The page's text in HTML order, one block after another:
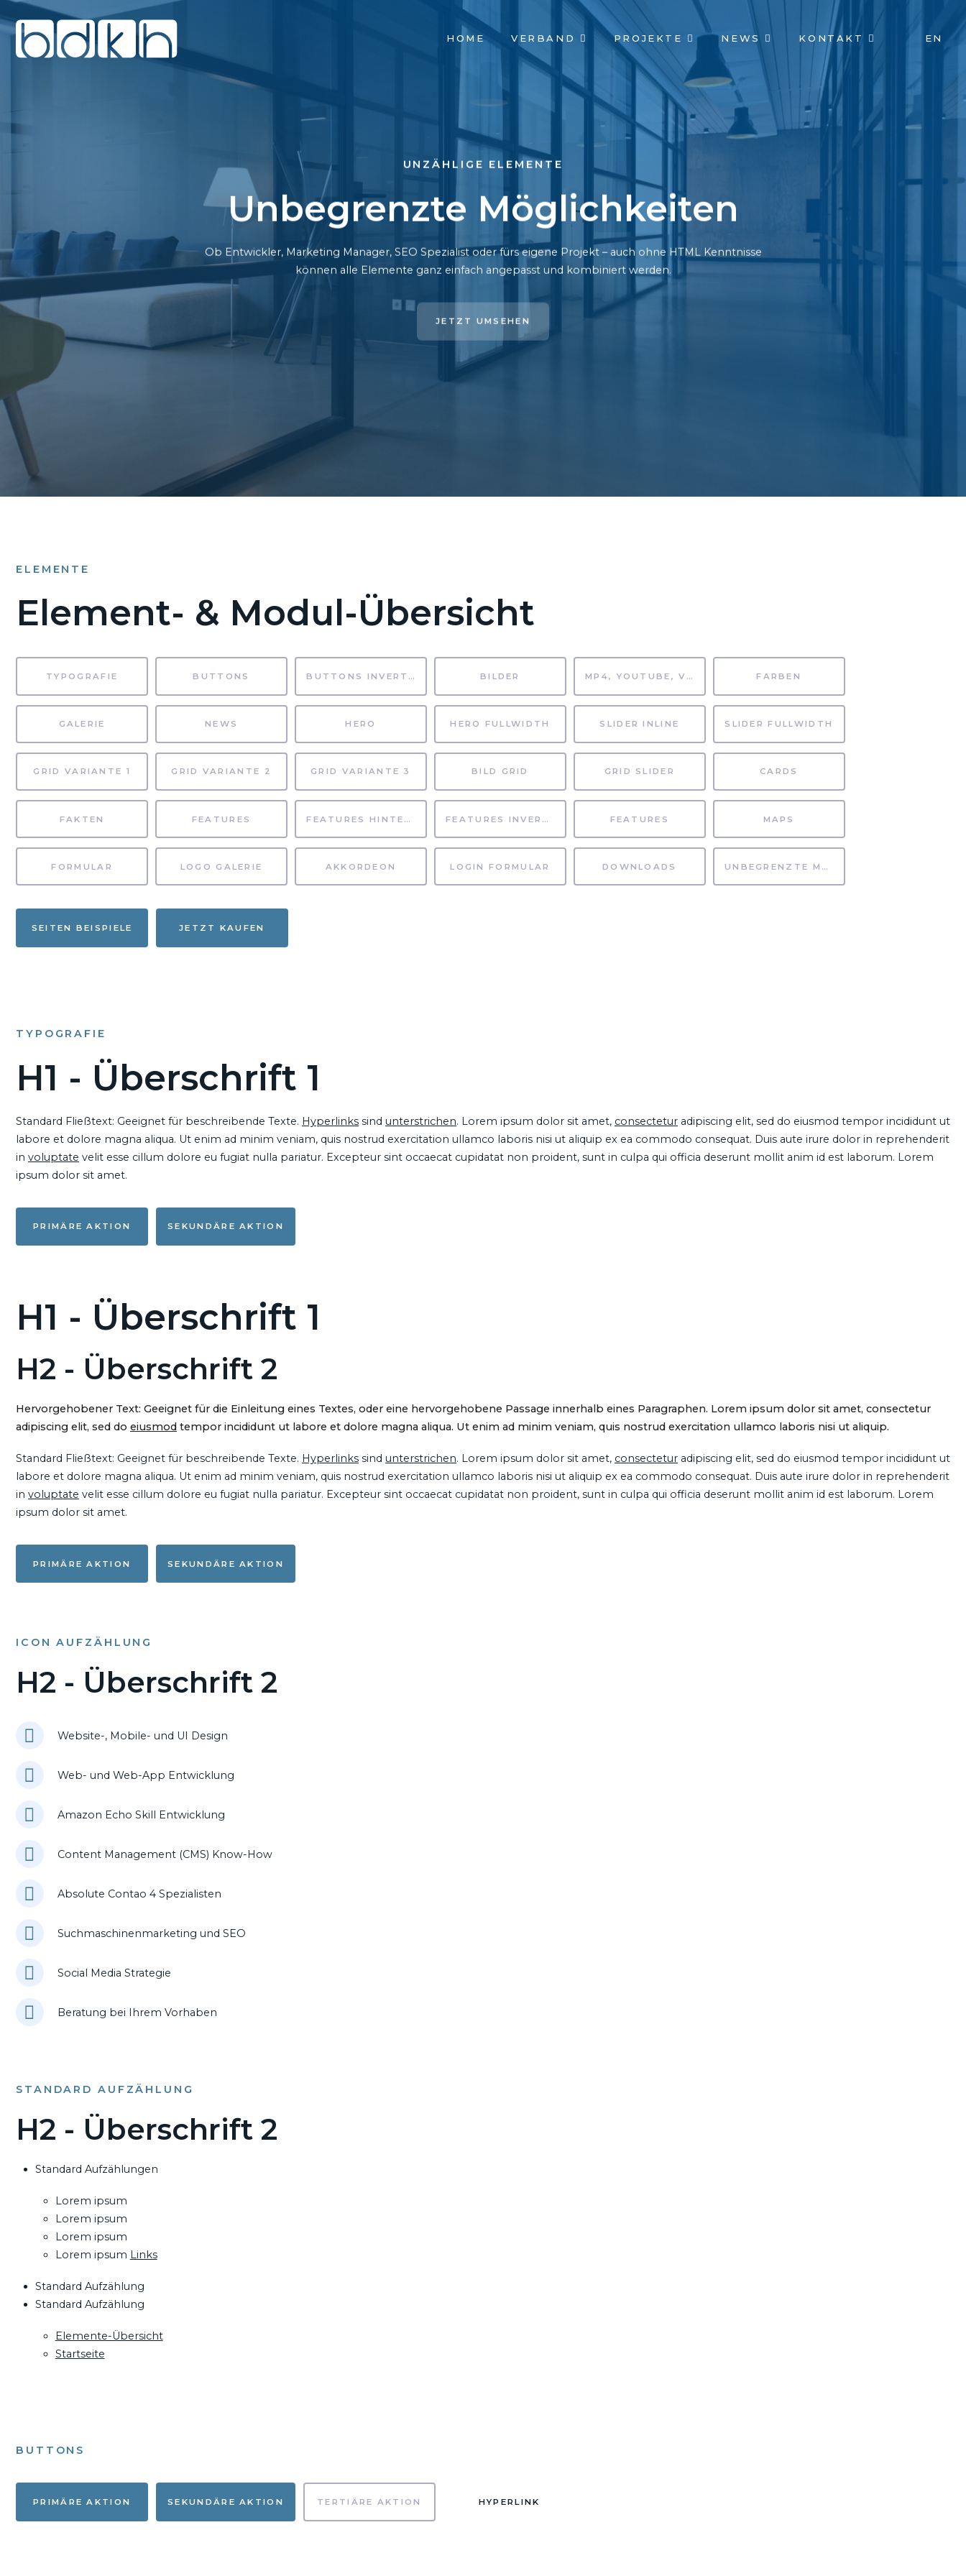
NAVIGATION
ÜBERSPRINGEN
HOME VERBAND PROJEKTE NEWS KONTAKT EN
UNZÄHLIGE ELEMENTE
Unbegrenzte Möglichkeiten
Ob Entwickler, Marketing Manager, SEO Spezialist oder fürs eigene Projekt – auch ohne HTML Kenntnisse
können alle Elemente ganz einfach angepasst und kombiniert werden.
JETZT UMSEHEN
ELEMENTE
Element- & Modul-Übersicht
TYPOGRAFIE BUTTONS BUTTONS INVERTIERT BILDER MP4, YOUTUBE, VIMEO FARBEN
GALERIE NEWS HERO HERO FULLWIDTH SLIDER INLINE SLIDER FULLWIDTH
GRID VARIANTE 1 GRID VARIANTE 2 GRID VARIANTE 3 BILD GRID GRID SLIDER CARDS
FAKTEN FEATURES FEATURES HINTERGRUND FEATURES INVERTIERT FEATURES MAPS
FORMULAR LOGO GALERIE AKKORDEON LOGIN FORMULAR DOWNLOADS UNBEGRENZTE MÖGLICHKEITEN
SEITEN BEISPIELE JETZT KAUFEN
TYPOGRAFIE
H1 - Überschrift 1
Standard Fließtext: Geeignet für beschreibende Texte. Hyperlinks sind unterstrichen. Lorem ipsum dolor sit amet, consectetur adipiscing elit, sed do eiusmod tempor incididunt ut
labore et dolore magna aliqua. Ut enim ad minim veniam, quis nostrud exercitation ullamco laboris nisi ut aliquip ex ea commodo consequat. Duis aute irure dolor in reprehenderit
in voluptate velit esse cillum dolore eu fugiat nulla pariatur. Excepteur sint occaecat cupidatat non proident, sunt in culpa qui officia deserunt mollit anim id est laborum. Lorem
ipsum dolor sit amet.
PRIMÄRE AKTION SEKUNDÄRE AKTION
H1 - Überschrift 1
H2 - Überschrift 2
Hervorgehobener Text: Geeignet für die Einleitung eines Textes, oder eine hervorgehobene Passage innerhalb eines Paragraphen. Lorem ipsum dolor sit amet, consectetur
adipiscing elit, sed do eiusmod tempor incididunt ut labore et dolore magna aliqua. Ut enim ad minim veniam, quis nostrud exercitation ullamco laboris nisi ut aliquip.
Standard Fließtext: Geeignet für beschreibende Texte. Hyperlinks sind unterstrichen. Lorem ipsum dolor sit amet, consectetur adipiscing elit, sed do eiusmod tempor incididunt ut
labore et dolore magna aliqua. Ut enim ad minim veniam, quis nostrud exercitation ullamco laboris nisi ut aliquip ex ea commodo consequat. Duis aute irure dolor in reprehenderit
in voluptate velit esse cillum dolore eu fugiat nulla pariatur. Excepteur sint occaecat cupidatat non proident, sunt in culpa qui officia deserunt mollit anim id est laborum. Lorem
ipsum dolor sit amet.
PRIMÄRE AKTION SEKUNDÄRE AKTION
ICON AUFZÄHLUNG
H2 - Überschrift 2
Website-, Mobile- und UI Design
Web- und Web-App Entwicklung
Amazon Echo Skill Entwicklung
Content Management (CMS) Know-How
Absolute Contao 4 Spezialisten
Suchmaschinenmarketing und SEO
Social Media Strategie
Beratung bei Ihrem Vorhaben
STANDARD AUFZÄHLUNG
H2 - Überschrift 2
Standard Aufzählungen
Lorem ipsum
Lorem ipsum
Lorem ipsum
Lorem ipsum Links
Standard Aufzählung
Standard Aufzählung
Elemente-Übersicht
Startseite
BUTTONS
PRIMÄRE AKTION SEKUNDÄRE AKTION TERTIÄRE AKTION HYPERLINK